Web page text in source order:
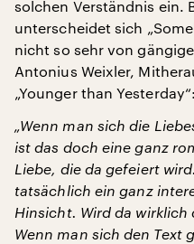
solchen Verständnis ein.
unterscheidet sich
nicht so sehr von
Antonius Weixler,
„Younger than Yesterday“:
„Wenn man sich die
ist das doch eine ganz
Liebe, die da gefeiert
tatsächlich ein ganz
Hinsicht. Wird da wirklich
Wenn man sich den Text